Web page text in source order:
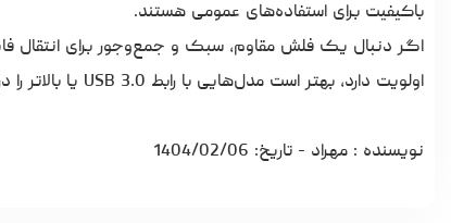
باکیفیت برای استفاده‌های عمومی هستند.
اگر دنبال یک فلش مقاوم، سبک و جمع‌وجور برای انتقال
اولویت دارد، بهتر است مدل‌هایی با رابط USB 3.0 یا بالاتر را در نظر بگیرید.
نویسنده : مهراد - تاریخ: 1404/02/06